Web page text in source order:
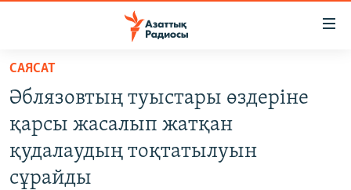
Skip
main
content
to
main
ЖАҢАЛЫҚТАР
AZATTYQTV
ҚАҢТАР ОҚИҒАСЫ
САЯСАТ
Әблязовтың туыстары өздеріне
қарсы жасалып жатқан
қудалаудың тоқтатылуын
сұрайды